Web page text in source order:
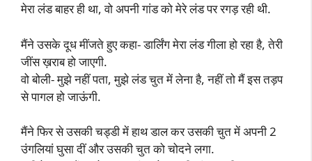
मेरा लंड बाहर ही था, वो अपनी गांड को मेरे लंड पर रगड़ रही थी.
मैंने उसके दूध मींजते हुए कहा- डार्लिंग मेरा लंड गीला हो रहा है, तेरी
जींस ख़राब हो जाएगी.
वो बोली- मुझे नहीं पता, मुझे लंड चुत में लेना है, नहीं तो मैं इस तड़प
से पागल हो जाऊंगी.
मैंने फिर से उसकी चड्डी में हाथ डाल कर उसकी चुत में अपनी 2
उंगलियां घुसा दीं और उसकी चुत को चोदने लगा.